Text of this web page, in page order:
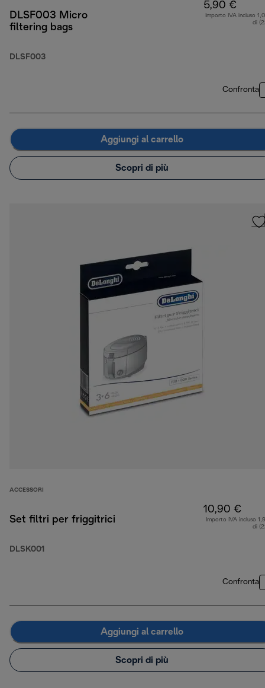
DLSF003 Micro
filtering bags
DLSF003
5,90 €
Importo IVA incluso
di
Confronta
Aggiungi al carrello
Scopri di più
ACCESSORI
Set filtri per friggitrici
DLSK001
10,90 €
Importo IVA incluso
di
Confronta
Aggiungi al carrello
Scopri di più